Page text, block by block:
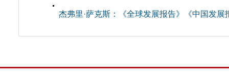
杰弗里·萨克斯：《全球发展报告》《中国发